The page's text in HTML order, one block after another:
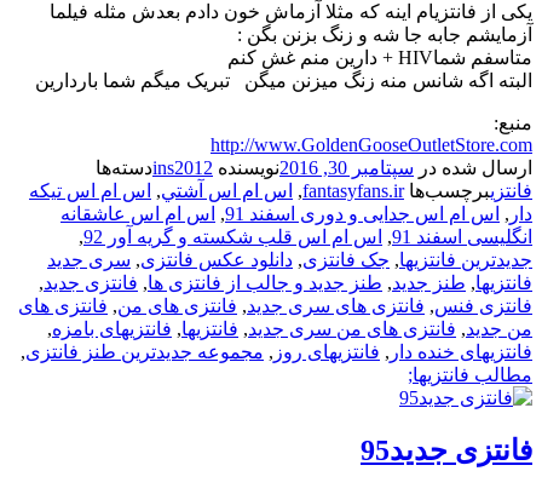
یکی از فانتزیام اینه که مثلا آزماش خون دادم بعدش مثله فیلما
آزمایشم جابه جا شه و زنگ بزنن بگن :
متاسفم شماHIV + دارین منم غش کنم
البته اگه شانس منه زنگ میزنن میگن تبریک میگم شما باردارین
منبع:
http://www.GoldenGooseOutletStore.com
ارسال شده در سپتامبر 30, 2016 نویسنده ins2012دسته‌ها
فانتزیبرچسب‌هاfantasyfans.ir
, اس ام اس آشتي, اس ام اس تیکه
دار , اس ام اس جدایی و دوری اسفند 91 , اس ام اس عاشقانه
انگلیسی اسفند 91
, اس ام اس قلب شکسته و گریه آور 92
,
جدیدترین فانتزیها, جک فانتزی, دانلود عکس فانتزی, سری جدید
فانتزیها, طنز جدید, طنز جدید و جالب از فانتزی ها, فانتزی جدید,
فانتزی فنس, فانتزی های سری جدید, فانتزی های من, فانتزی های
من جدید, فانتزی های من سری جدید, فانتزیها, فانتزیهای بامزه,
فانتزیهای خنده دار , فانتزیهای روز , مجموعه جدیدترین طنز فانتزی,
مطالب فانتزیها;
فانتزی جدید95